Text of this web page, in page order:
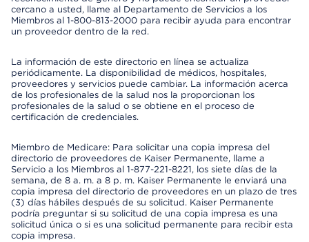
cercano a usted, llame al Departamento de Servicios a los
Miembros al 1-800-813-2000 para recibir ayuda para encontrar
un proveedor dentro de la red.
La información de este directorio en línea se actualiza
periódicamente. La disponibilidad de médicos, hospitales,
proveedores y servicios puede cambiar. La información acerca
de los profesionales de la salud nos la proporcionan los
profesionales de la salud o se obtiene en el proceso de
certificación de credenciales.
Miembro de Medicare: Para solicitar una copia impresa del
directorio de proveedores de Kaiser Permanente, llame a
Servicio a los Miembros al 1-877-221-8221, los siete días de la
semana, de 8 a. m. a 8 p. m. Kaiser Permanente le enviará una
copia impresa del directorio de proveedores en un plazo de tres
(3) días hábiles después de su solicitud. Kaiser Permanente
podría preguntar si su solicitud de una copia impresa es una
solicitud única o si es una solicitud permanente para recibir esta
copia impresa.